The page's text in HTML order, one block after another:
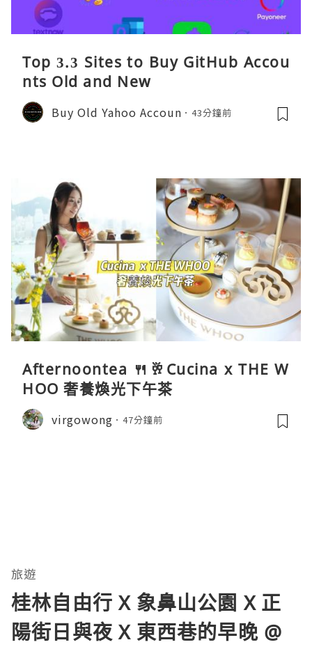
Top 3.3 Sites to Buy GitHub Accou
nts Old and New
Buy Old Yahoo Accoun 43分鐘前
Afternoontea 🍴🥂Cucina x THE W
HOO 奢養煥光下午茶
virgowong 47分鐘前
旅遊
桂林自由行 X 象鼻山公園 X 正
陽街日與夜 X 東西巷的早晚 @